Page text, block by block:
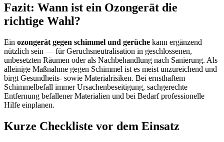
Fazit: Wann ist ein Ozongerät die
richtige Wahl?
Ein ozongerät gegen schimmel und gerüche kann ergänzend
nützlich sein — für Geruchsneutralisation in geschlossenen,
unbesetzten Räumen oder als Nachbehandlung nach Sanierung. Als
alleinige Maßnahme gegen Schimmel ist es meist unzureichend und
birgt Gesundheits- sowie Materialrisiken. Bei ernsthaftem
Schimmelbefall immer Ursachenbeseitigung, sachgerechte
Entfernung befallener Materialien und bei Bedarf professionelle
Hilfe einplanen.
Kurze Checkliste vor dem Einsatz